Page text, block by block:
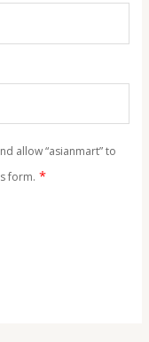
allow “asianmart” to
form. *